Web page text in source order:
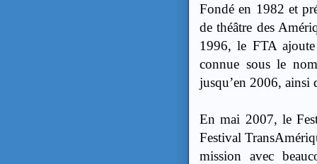
Fondé en 1982 et
de théâtre des
1996, le FTA
connue sous le
jusqu’en 2006, ainsi
En mai 2007, le
Festival
mission avec